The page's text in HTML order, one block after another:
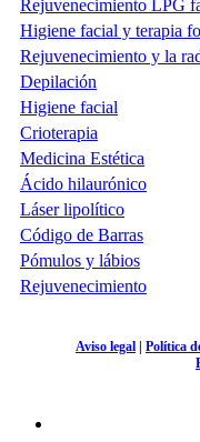
Rejuvenecimiento LPG
Higiene facial y terapia
Rejuvenecimiento y la
Depilación
Higiene facial
Crioterapia
Medicina Estética
Ácido hilaurónico
Láser lipolítico
Código de Barras
Pómulos y lábios
Rejuvenecimiento
Aviso legal | Política